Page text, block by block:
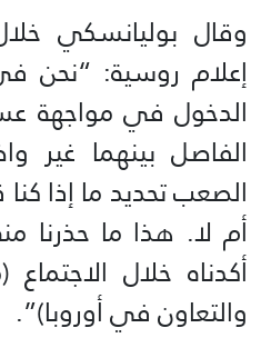
وقال بوليانسكي
إعلام روسية: “نحن
الدخول في مواجهة
الفاصل بينهما غير
الصعب تحديد ما إذا
أم لا. هذا ما حذرنا
أكدناه خلال
والتعاون في أوروبا)”.